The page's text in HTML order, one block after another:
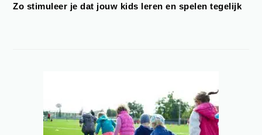
Zo stimuleer je dat jouw kids leren en spelen tegelijk